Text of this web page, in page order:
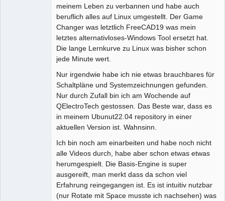
meinem Leben zu verbannen und habe auch
beruflich alles auf Linux umgestellt. Der Game
Changer was letztlich FreeCAD19 was mein
letztes alternativloses-Windows Tool ersetzt hat.
Die lange Lernkurve zu Linux was bisher schon
jede Minute wert.
Nur irgendwie habe ich nie etwas brauchbares für
Schaltpläne und Systemzeichnungen gefunden.
Nur durch Zufall bin ich am Wochende auf
QElectroTech gestossen. Das Beste war, dass es
in meinem Ubunut22.04 repository in einer
aktuellen Version ist. Wahnsinn.
Ich bin noch am einarbeiten und habe noch nicht
alle Videos durch, habe aber schon etwas etwas
herumgespielt. Die Basis-Engine is super
ausgereift, man merkt dass da schon viel
Erfahrung reingegangen ist. Es ist intuitiv nutzbar
(nur Rotate mit Space musste ich nachsehen) was